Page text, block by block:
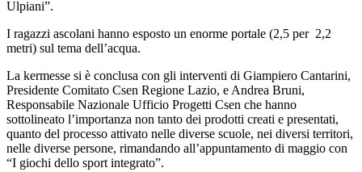
Ulpiani”.
I ragazzi ascolani hanno esposto un enorme portale (2,5 per 2,2
metri) sul tema dell’acqua.
La kermesse si è conclusa con gli interventi di Giampiero Cantarini,
Presidente Comitato Csen Regione Lazio, e Andrea Bruni,
Responsabile Nazionale Ufficio Progetti Csen che hanno
sottolineato l’importanza non tanto dei prodotti creati e presentati,
quanto del processo attivato nelle diverse scuole, nei diversi territori,
nelle diverse persone, rimandando all’appuntamento di maggio con
“I giochi dello sport integrato”.